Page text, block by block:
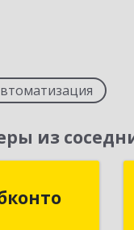
из
Нижний